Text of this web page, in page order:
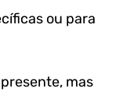
ou para
mas